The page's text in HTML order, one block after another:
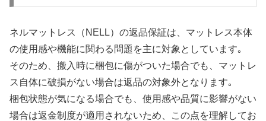
ネルマットレス（NELL）の返品保証は、マットレス本体
の使用感や機能に関わる問題を主に対象としています｡
そのため、搬入時に梱包に傷がついた場合でも、マットレ
ス自体に破損がない場合は返品の対象外となります｡
梱包状態が気になる場合でも、使用感や品質に影響がない
場合は返金制度が適用されないため、この点を理解してお